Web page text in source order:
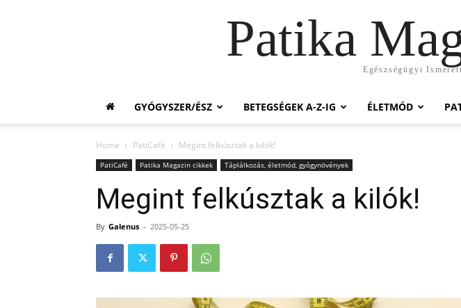
Patika
Egészségügyi
GYÓGYSZER/ÉSZ BETEGSÉGEK A-Z-IG ÉLETMÓD
Home PatiCafé Megint felkúsztak a kilók!
PatiCafé Patika Magazin cikkek Táplálkozás, életmód, gyógynövények
Megint felkúsztak a kilók!
By Galenus - 2025-05-25